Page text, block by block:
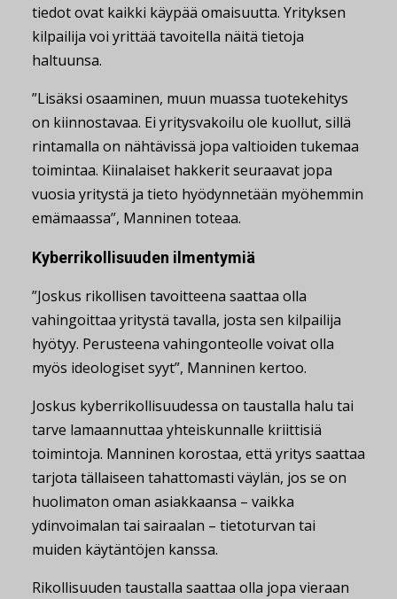
tiedot ovat kaikki käypää omaisuutta. Yrityksen
kilpailija voi yrittää tavoitella näitä tietoja
haltuunsa.
”Lisäksi osaaminen, muun muassa tuotekehitys
on kiinnostavaa. Ei yritysvakoilu ole kuollut, sillä
rintamalla on nähtävissä jopa valtioiden tukemaa
toimintaa. Kiinalaiset hakkerit seuraavat jopa
vuosia yritystä ja tieto hyödynnetään myöhemmin
emämaassa”, Manninen toteaa.
Kyberrikollisuuden ilmentymiä
”Joskus rikollisen tavoitteena saattaa olla
vahingoittaa yritystä tavalla, josta sen kilpailija
hyötyy. Perusteena vahingonteolle voivat olla
myös ideologiset syyt”, Manninen kertoo.
Joskus kyberrikollisuudessa on taustalla halu tai
tarve lamaannuttaa yhteiskunnalle kriittisiä
toimintoja. Manninen korostaa, että yritys saattaa
tarjota tällaiseen tahattomasti väylän, jos se on
huolimaton oman asiakkaansa – vaikka
ydinvoimalan tai sairaalan – tietoturvan tai
muiden käytäntöjen kanssa.
Rikollisuuden taustalla saattaa olla jopa vieraan